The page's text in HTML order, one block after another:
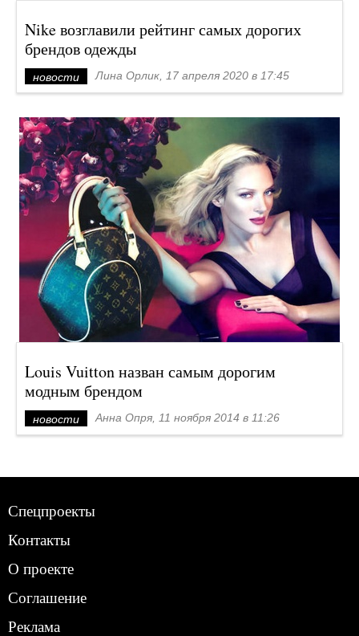
Nike возглавили рейтинг самых дорогих
брендов одежды
новости Лина Орлик, 17 апреля 2020 в 17:45
Louis Vuitton назван самым дорогим
модным брендом
новости Анна Опря, 11 ноября 2014 в 11:26
Спецпроекты
Контакты
О проекте
Соглашение
Реклама